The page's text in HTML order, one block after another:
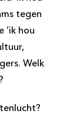
tegen
‘ik hou
. Welk